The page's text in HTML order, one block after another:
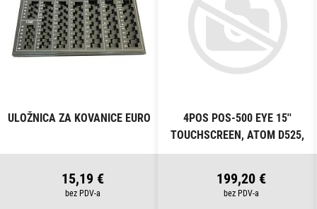
ULOŽNICA ZA KOVANICE EURO
15,19 €
4POS POS-500 EYE 15''
TOUCHSCREEN, ATOM D525,
4GB, SSD 120GB
199,20 €